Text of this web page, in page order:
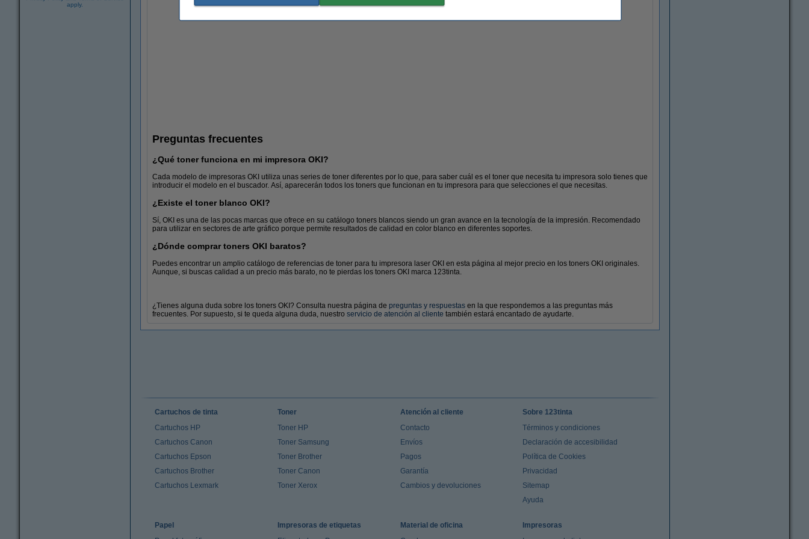
apply.
Preguntas frecuentes
¿Qué toner funciona en mi impresora OKI?
Cada modelo de impresoras OKI utiliza unas series de toner diferentes por lo que, para saber cuál es el toner que necesita tu impresora solo tienes que
introducir el modelo en el buscador. Así, aparecerán todos los toners que funcionan en tu impresora para que selecciones el que necesitas.
¿Existe el toner blanco OKI?
Sí, OKI es una de las pocas marcas que ofrece en su catálogo toners blancos siendo un gran avance en la tecnología de la impresión. Recomendado
para utilizar en sectores de arte gráfico porque permite resultados de calidad en color blanco en diferentes soportes.
¿Dónde comprar toners OKI baratos?
Puedes encontrar un amplio catálogo de referencias de toner para tu impresora laser OKI en esta página al mejor precio en los toners OKI originales.
Aunque, si buscas calidad a un precio más barato, no te pierdas los toners OKI marca 123tinta.
¿Tienes alguna duda sobre los toners OKI? Consulta nuestra página de preguntas y respuestas en la que respondemos a las preguntas más
frecuentes. Por supuesto, si te queda alguna duda, nuestro servicio de atención al cliente también estará encantado de ayudarte.
Cartuchos de tinta
Cartuchos HP
Cartuchos Canon
Cartuchos Epson
Cartuchos Brother
Cartuchos Lexmark
Toner
Toner HP
Toner Samsung
Toner Brother
Toner Canon
Toner Xerox
Atención al cliente
Contacto
Envíos
Pagos
Garantía
Cambios y devoluciones
Sobre 123tinta
Términos y condiciones
Declaración de accesibilidad
Política de Cookies
Privacidad
Sitemap
Ayuda
Papel
Impresoras de etiquetas
Material de oficina
Impresoras